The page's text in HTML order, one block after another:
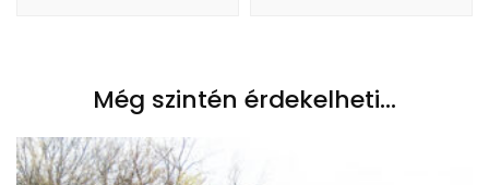
Még szintén érdekelheti...